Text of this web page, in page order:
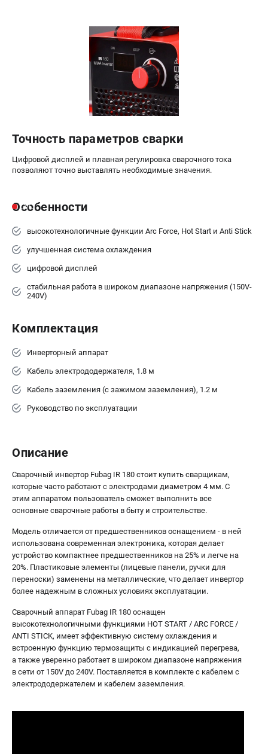
Точность параметров сварки
Цифровой дисплей и плавная регулировка сварочного тока
позволяют точно выставлять необходимые значения.
Особенности
высокотехнологичные функции Arc Force, Hot Start и Anti Stick
улучшенная система охлаждения
цифровой дисплей
стабильная работа в широком диапазоне напряжения (150V-
240V)
Комплектация
Инверторный аппарат
Кабель электрододержателя, 1.8 м
Кабель заземления (с зажимом заземления), 1.2 м
Руководство по эксплуатации
Описание
Сварочный инвертор Fubag IR 180 стоит купить сварщикам,
которые часто работают с электродами диаметром 4 мм. С
этим аппаратом пользователь сможет выполнить все
основные сварочные работы в быту и строительстве.
Модель отличается от предшественников оснащением - в ней
использована современная электроника, которая делает
устройство компактнее предшественников на 25% и легче на
20%. Пластиковые элементы (лицевые панели, ручки для
переноски) заменены на металлические, что делает инвертор
более надежным в сложных условиях эксплуатации.
Сварочный аппарат Fubag IR 180 оснащен
высокотехнологичными функциями HOT START / ARC FORCE /
ANTI STICK, имеет эффективную систему охлаждения и
встроенную функцию термозащиты с индикацией перегрева,
а также уверенно работает в широком диапазоне напряжения
в сети от 150V до 240V. Поставляется в комплекте с кабелем с
электрододержателем и кабелем заземления.